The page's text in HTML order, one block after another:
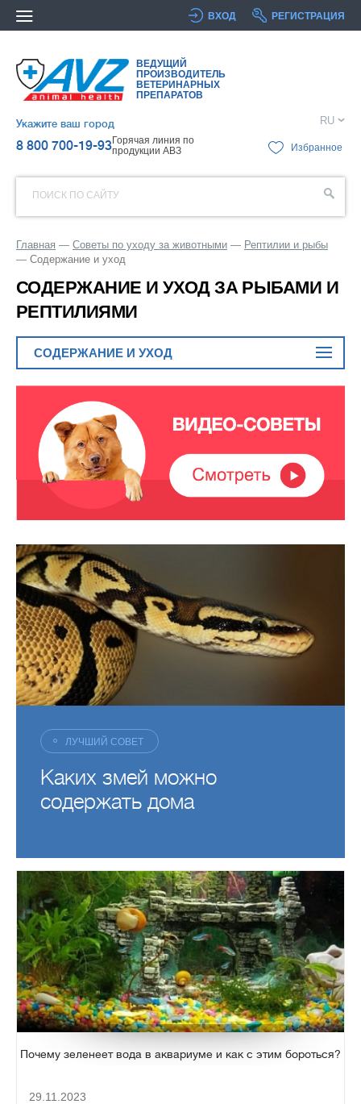
ВХОД РЕГИСТРАЦИЯ
ВЕДУЩИЙ
ПРОИЗВОДИТЕЛЬ
ВЕТЕРИНАРНЫХ
ПРЕПАРАТОВ
Укажите ваш город
8 800 700-19-93Горячая линия по
продукции АВЗ
RU
Избранное
ПОИСК ПО САЙТУ
Главная Советы по уходу за животными
Рептилии и рыбы
Содержание и уход
СОДЕРЖАНИЕ И УХОД ЗА РЫБАМИ И
РЕПТИЛИЯМИ
СОДЕРЖАНИЕ И УХОД
ЛУЧШИЙ СОВЕТ
Каких змей можно
содержать дома
Почему зеленеет вода в аквариуме и как с этим бороться?
29.11.2023